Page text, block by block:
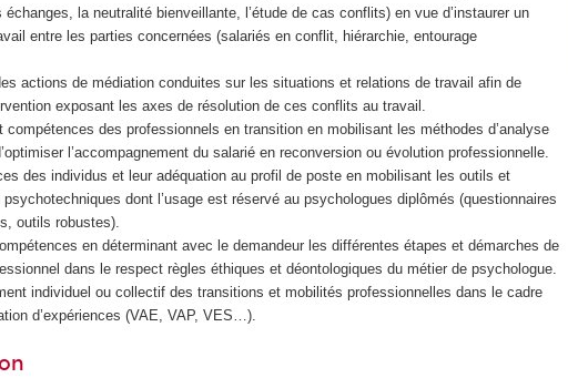
la neutralité bienveillante, l’étude de cas conflits) en vue d’instaurer un
entre les parties concernées (salariés en conflit, hiérarchie, entourage
actions de médiation conduites sur les situations et relations de travail afin de
exposant les axes de résolution de ces conflits au travail.
compétences des professionnels en transition en mobilisant les méthodes d’analyse
l’accompagnement du salarié en reconversion ou évolution professionnelle.
des individus et leur adéquation au profil de poste en mobilisant les outils et
psychotechniques dont l’usage est réservé au psychologues diplômés (questionnaires
outils robustes).
en déterminant avec le demandeur les différentes étapes et démarches de
dans le respect règles éthiques et déontologiques du métier de psychologue.
individuel ou collectif des transitions et mobilités professionnelles dans le cadre
d’expériences (VAE, VAP, VES…).